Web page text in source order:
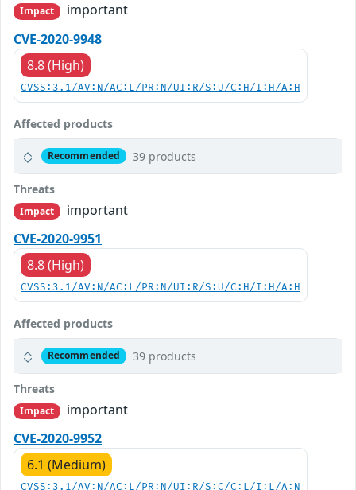
Impact
important
CVE-2020-9948
8.8 (High)
CVSS:3.1/AV:N/AC:L/PR:N/UI:R/S:U/C:H/I:H/A:H
Affected products
Recommended 39 products
Threats
Impact
important
CVE-2020-9951
8.8 (High)
CVSS:3.1/AV:N/AC:L/PR:N/UI:R/S:U/C:H/I:H/A:H
Affected products
Recommended 39 products
Threats
Impact
important
CVE-2020-9952
6.1 (Medium)
CVSS:3.1/AV:N/AC:L/PR:N/UI:R/S:C/C:L/I:L/A:N